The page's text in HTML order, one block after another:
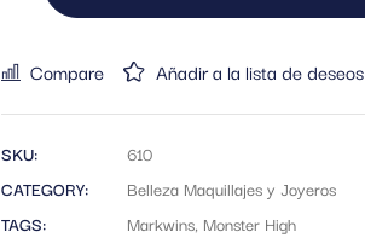
Compare Añadir a la lista de deseos
SKU:
610
CATEGORY:
Belleza Maquillajes y Joyeros
TAGS:
Markwins, Monster High